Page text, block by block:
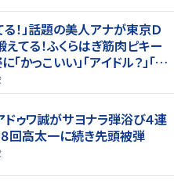
る！」話題の美人アナが東京Ｄ
てる！ふくらはぎ筋肉ピキー
っこいい」「アイドル？」「女
ドゥワ誠がサヨナラ弾浴び４連
回高太一に続き先頭被弾